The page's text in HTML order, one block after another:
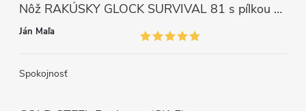
Nôž RAKÚSKY GLOCK SURVIVAL 81 s pílkou ZELENÝ
Ján Maľa
Spokojnosť